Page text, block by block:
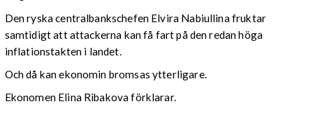
Den ryska centralbankschefen Elvira Nabiullina fruktar
samtidigt att attackerna kan få fart på den redan höga
inflationstakten i landet.
Och då kan ekonomin bromsas ytterligare.
Ekonomen Elina Ribakova förklarar.